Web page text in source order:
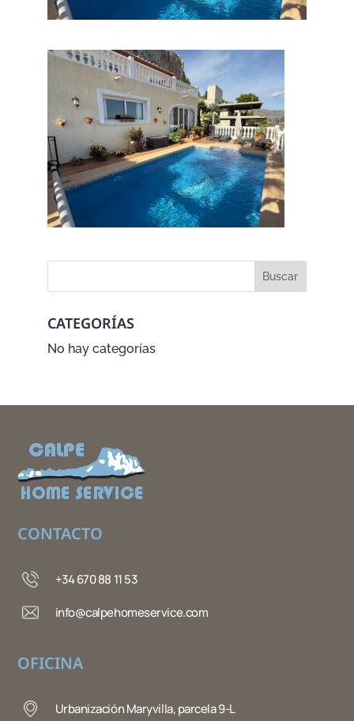
CATEGORÍAS
No hay categorías
CONTACTO
+34 670 88 11 53
info@calpehomeservice.com
OFICINA
Urbanización Maryvilla, parcela 9-L